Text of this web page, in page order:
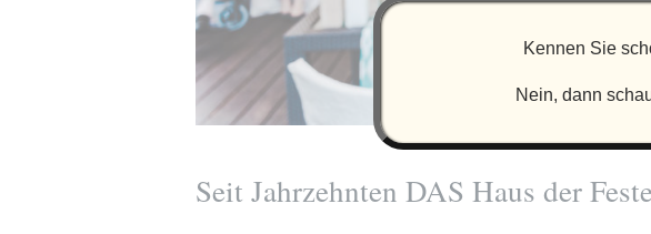
Seit Jahrzehnten DAS Haus der Feste
Kennen Sie
Nein, dann